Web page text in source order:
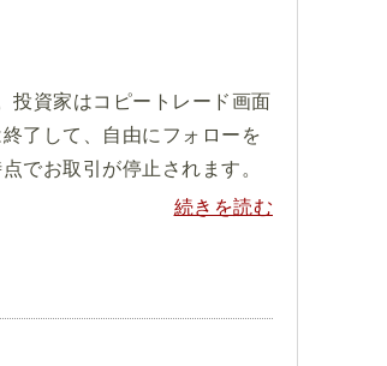
投資家はコピートレード画面
了して、自由にフォローを
でお取引が停止されます。
続きを読む